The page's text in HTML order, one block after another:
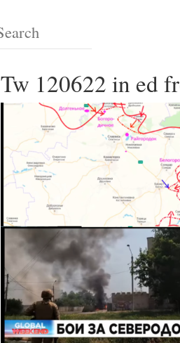
Tw 120622 in ed